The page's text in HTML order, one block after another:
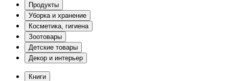
Продукты
Уборка и хранение
Косметика, гигиена
Зоотовары
Детские товары
Декор и интерьер
Книги